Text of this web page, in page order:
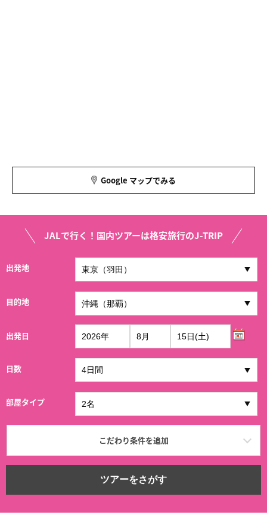
Google マップでみる
JALで行く！国内ツアーは格安旅行のJ-TRIP
出発地
目的地
出発日
日数
部屋タイプ
こだわり条件を追加
ツアーをさがす